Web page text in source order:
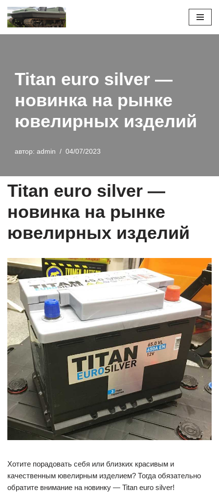
Перейти
Titan euro silver —
новинка на рынке
ювелирных изделий
автор: admin 04/07/2023
Titan euro silver —
новинка на рынке
ювелирных изделий
Хотите порадовать себя или близких красивым и
качественным ювелирным изделием? Тогда обязательно
обратите внимание на новинку — Titan euro silver!